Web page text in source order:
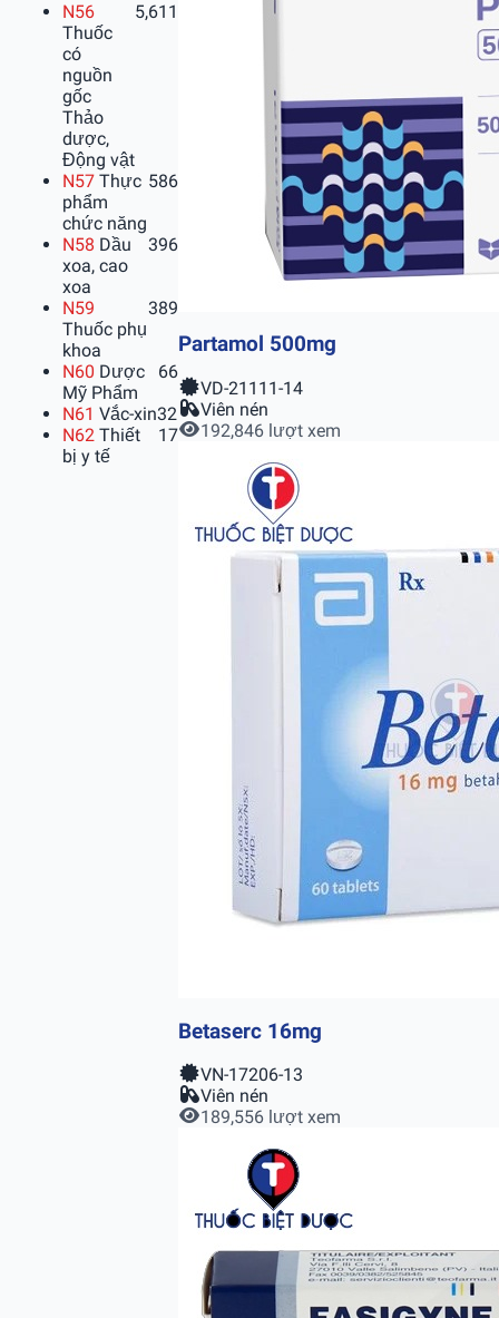
N56
Thuốc
có
nguồn
gốc
Thảo
dược,
Động vật
5,611
N57 Thực
phẩm
chức năng
586
N58 Dầu
xoa, cao
xoa
396
N59
Thuốc phụ
khoa
389
N60 Dược
Mỹ Phẩm
66
N61 Vắc-xin32
N62 Thiết
bị y tế
17
Partamol 500mg
VD-21111-14
Viên nén
192,846 lượt xem
Betaserc 16mg
VN-17206-13
Viên nén
189,556 lượt xem